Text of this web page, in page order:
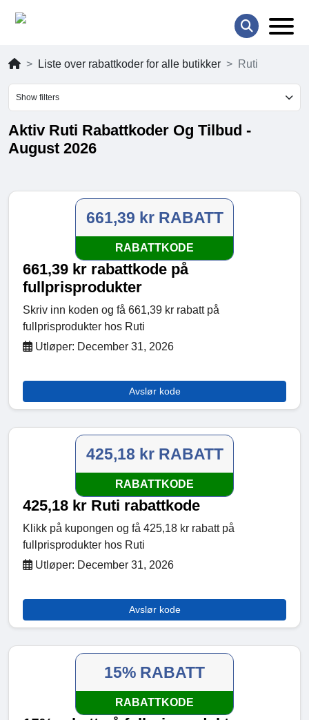
Liste over rabattkoder for alle butikker Ruti
Show filters
Aktiv Ruti Rabattkoder Og Tilbud -
August 2026
661,39 kr RABATT
RABATTKODE
661,39 kr rabattkode på
fullprisprodukter
Skriv inn koden og få 661,39 kr rabatt på
fullprisprodukter hos Ruti
Utløper: December 31, 2026
Avslør kode
425,18 kr RABATT
RABATTKODE
425,18 kr Ruti rabattkode
Klikk på kupongen og få 425,18 kr rabatt på
fullprisprodukter hos Ruti
Utløper: December 31, 2026
Avslør kode
15% RABATT
RABATTKODE